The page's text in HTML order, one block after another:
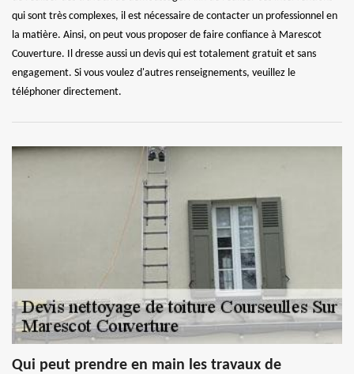
qui sont très complexes, il est nécessaire de contacter un professionnel en
la matière. Ainsi, on peut vous proposer de faire confiance à Marescot
Couverture. Il dresse aussi un devis qui est totalement gratuit et sans
engagement. Si vous voulez d'autres renseignements, veuillez le
téléphoner directement.
Qui peut prendre en main les travaux de